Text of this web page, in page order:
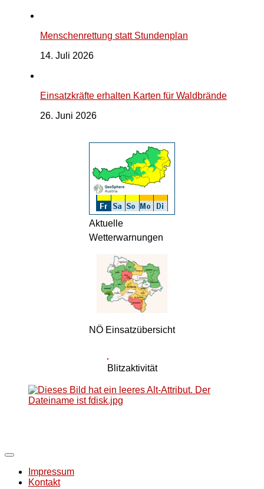
Menschenrettung statt Stundenplan
14. Juli 2026
Einsatzkräfte erhalten Karten für Waldbrände
26. Juni 2026
Aktuelle
Wetterwarnungen
NÖ Einsatzübersicht
Blitzaktivität
Impressum
Kontakt